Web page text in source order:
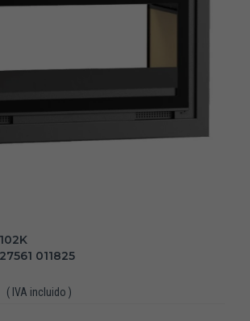
011825
( IVA incluido )